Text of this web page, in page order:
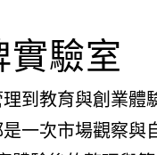
實驗室
到教育與創業
一次市場觀察